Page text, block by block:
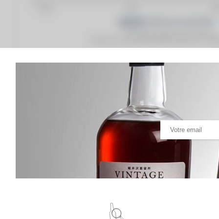
Analyse & Performance du spiritueux
Bowmore 15 years 1996 Wilson & Morgan Sherry
VARIATION DE LA COTE